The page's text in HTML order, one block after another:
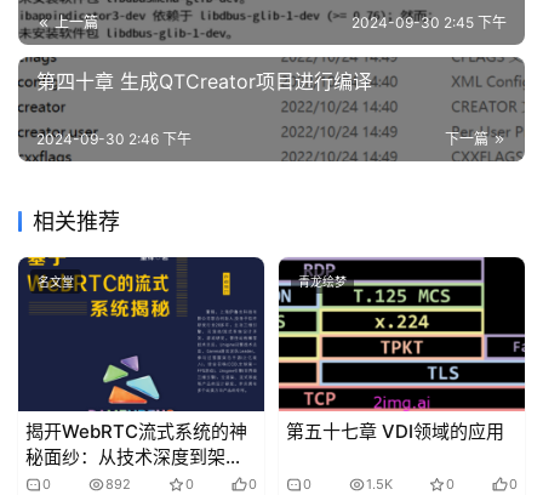
V
I
课
程
于
我
们
上一篇 2024-09-30 2:45 下午
第四十章 生成QTCreator项目进行编译
下一篇
2024-09-30 2:46 下午
相关推荐
名文堂
揭开WebRTC流式系统的神
秘面纱：从技术深度到架构
创新
0 892 0 0
青龙绘梦
第五十七章 VDI领域的应用
0 1.5K 0 0